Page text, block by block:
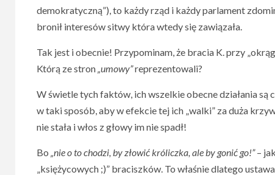
demokratyczną”), to każdy rząd i każdy parlament
bronił interesów sitwy która wtedy się zawiązała.
Tak jest i obecnie! Przypominam, że bracia K. przy
Którą ze stron„umowy”reprezentowali?
W świetle tych faktów, ich wszelkie obecne działania są
w taki sposób, aby w efekcie tej ich „walki” za duża
nie stała i włos z głowy im nie spadł!
Bo „nie o to chodzi, by złowić króliczka, ale by gonić go!”–
„księżycowych ;)” braciszków. To właśnie dlatego